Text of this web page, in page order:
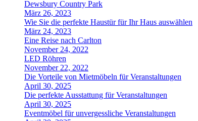
Dewsbury Country Park
März 26, 2023
Wie Sie die perfekte Haustür für Ihr Haus auswählen
März 24, 2023
Eine Reise nach Carlton
November 24, 2022
LED Röhren
November 22, 2022
Die Vorteile von Mietmöbeln für Veranstaltungen
April 30, 2025
Die perfekte Ausstattung für Veranstaltungen
April 30, 2025
Eventmöbel für unvergessliche Veranstaltungen